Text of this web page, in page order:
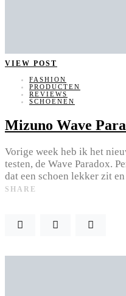
VIEW POST
FASHION
PRODUCTEN
REVIEWS
SCHOENEN
Mizuno Wave
Vorige week heb ik het
testen, de Wave Paradox.
dat een schoen lekker zit
SHARE